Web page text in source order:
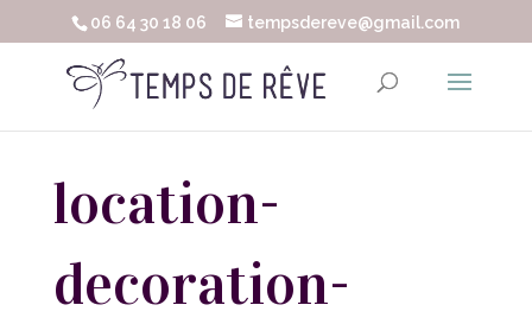
06 64 30 18 06 tempsdereve@gmail.com
location-
decoration-